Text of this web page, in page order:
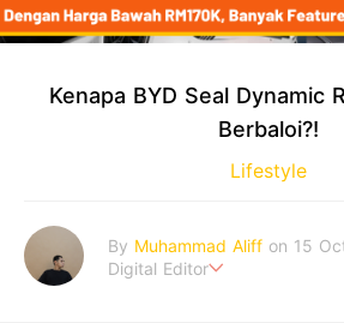
Kenapa BYD Seal Dynamic
Berbaloi?!
Lifestyle
By Muhammad Aliff on 15
Digital Editor